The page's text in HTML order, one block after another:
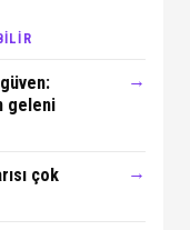
geleni
→
çok
→